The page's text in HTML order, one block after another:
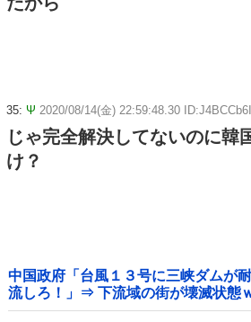
35: Ψ 2020/08/14(金) 22:59:48.30 ID:J4BCCb6I
じゃ完全解決してないのに韓
け？
中国政府「台風１３号に三峡ダムが
流しろ！」⇒ 下流域の街が壊滅状態